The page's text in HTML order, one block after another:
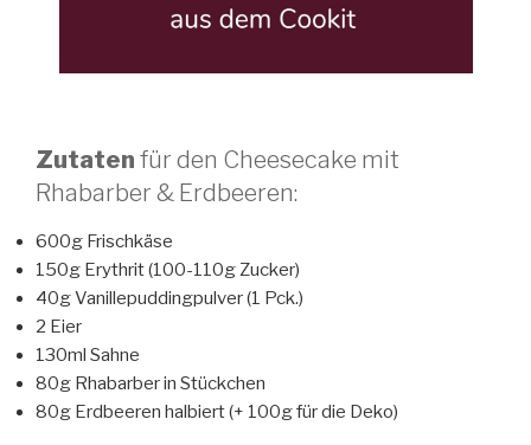
Zutaten für den Cheesecake mit
Rhabarber & Erdbeeren:
600g Frischkäse
150g Erythrit (100-110g Zucker)
40g Vanillepuddingpulver (1 Pck.)
2 Eier
130ml Sahne
80g Rhabarber in Stückchen
80g Erdbeeren halbiert (+ 100g für die Deko)